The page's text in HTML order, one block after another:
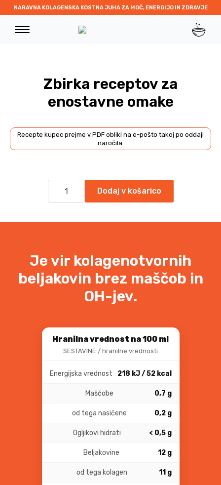
NARAVNA KOLAGENSKA KOSTNA JUHA ZA MOČ, ENERGIJO IN ZDRAVJE
Zbirka receptov za
enostavne omake
Recepte kupec prejme v PDF obliki na e-pošto takoj po oddaji
naročila.
Zbirka
receptov
količina
Dodaj v košarico
Je vir kolagenotvornih
beljakovin brez maščob in
OH-jev.
Hranilna vrednost na 100 ml
SESTAVINE / hranilne vrednosti
Energijska vrednost 218 kJ / 52 kcal
Maščobe 0,7 g
od tega nasičene 0,2 g
Ogljikovi hidrati < 0,5 g
Beljakovine 12 g
od tega kolagen 11 g